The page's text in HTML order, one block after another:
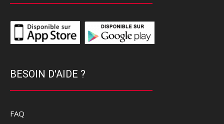
BESOIN D'AIDE ?
FAQ